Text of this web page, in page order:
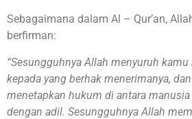
Sebagaimana dalam Al – Qur’an,
berfirman:
“Sesungguhnya Allah menyuruh
kepada yang berhak menerimanya,
menetapkan hukum di antara
dengan adil. Sesungguhnya Allah